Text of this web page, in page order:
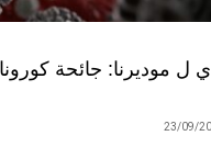
ل موديرنا: جائحة
23/09/